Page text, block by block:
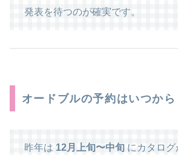
発表を待つのが確実です。
オードブルの予約はいつから
昨年は 12月上旬〜中旬 にカタログ